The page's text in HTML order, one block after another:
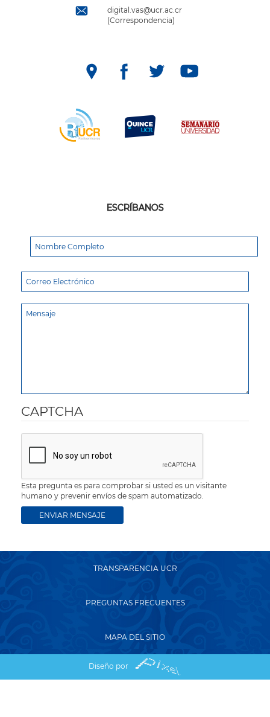
digital.vas@ucr.ac.cr
(Correspondencia)
ESCRÍBANOS
CAPTCHA
Esta pregunta es para comprobar si usted es un visitante
humano y prevenir envíos de spam automatizado.
TRANSPARENCIA UCR
PREGUNTAS FRECUENTES
MAPA DEL SITIO
Diseño por